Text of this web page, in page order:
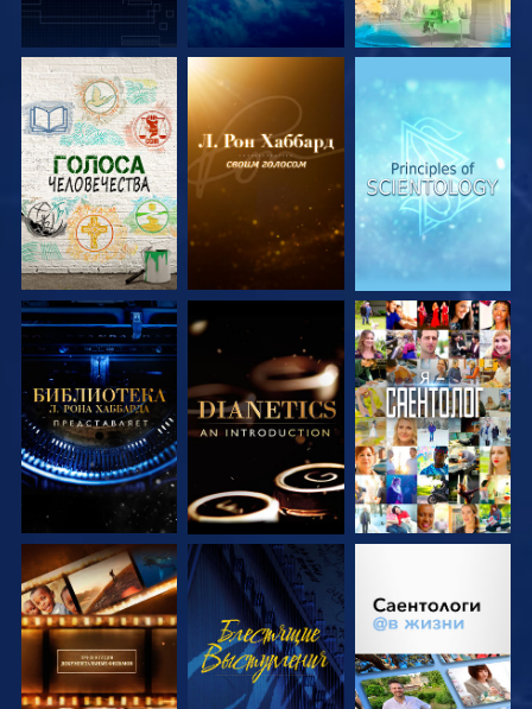
СМОТРЕТЬ
ПЕРЕДАЧИ
СМОТРЕТЬ
ПЕРЕДАЧИ
СМОТРЕТЬ
ПЕРЕДАЧИ
СМОТРЕТЬ
ПЕРЕДАЧИ
СМОТРЕТЬ
ПЕРЕДАЧИ
СМОТРЕТЬ
СМОТРЕТЬ
ПЕРЕДАЧИ
СМОТРЕТЬ
СМОТРЕТЬ